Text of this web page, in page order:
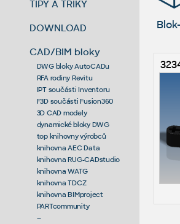
TIPY A TRIKY
DOWNLOAD
CAD/BIM bloky
DWG bloky AutoCADu
RFA rodiny Revitu
IPT součásti Inventoru
F3D součásti Fusion360
3D CAD modely
dynamické bloky DWG
top knihovny výrobců
knihovna AEC Data
knihovna RUG-CADstudio
knihovna WATG
knihovna TDCZ
knihovna BIMproject
PARTcommunity
--